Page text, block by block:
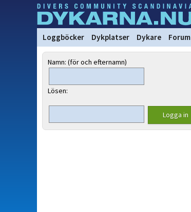
Loggböcker Dykplatser Dykare Forum
Namn: (för och efternamn)
Lösen: